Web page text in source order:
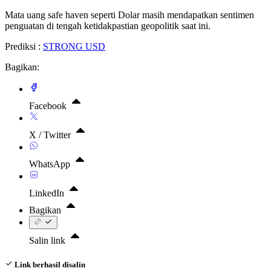
Mata uang safe haven seperti Dolar masih mendapatkan sentimen
penguatan di tengah ketidakpastian geopolitik saat ini.
Prediksi : STRONG USD
Bagikan:
Facebook
X / Twitter
WhatsApp
LinkedIn
Bagikan
Salin link
Link berhasil disalin